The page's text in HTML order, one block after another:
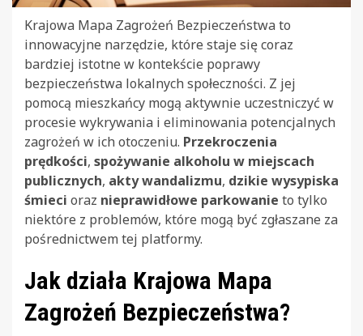
Krajowa Mapa Zagrożeń Bezpieczeństwa to
innowacyjne narzędzie, które staje się coraz
bardziej istotne w kontekście poprawy
bezpieczeństwa lokalnych społeczności. Z jej
pomocą mieszkańcy mogą aktywnie uczestniczyć w
procesie wykrywania i eliminowania potencjalnych
zagrożeń w ich otoczeniu. Przekroczenia
prędkości, spożywanie alkoholu w miejscach
publicznych, akty wandalizmu, dzikie wysypiska
śmieci oraz nieprawidłowe parkowanie to tylko
niektóre z problemów, które mogą być zgłaszane za
pośrednictwem tej platformy.
Jak działa Krajowa Mapa
Zagrożeń Bezpieczeństwa?